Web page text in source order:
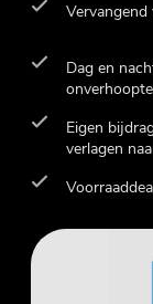
Dag en
Eigen
verlagen